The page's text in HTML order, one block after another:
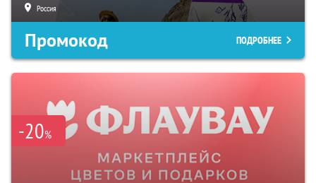
Россия
Промокод ПОДРОБНЕЕ
-20%